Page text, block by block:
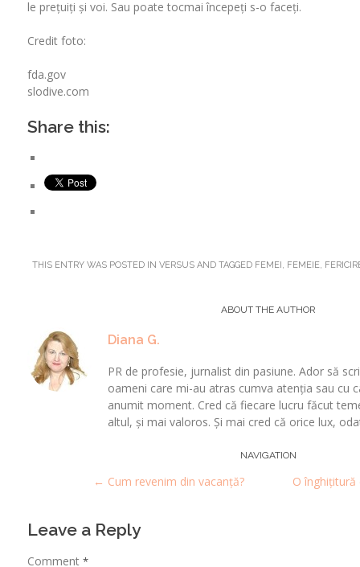
le prețuiți și voi. Sau poate tocmai începeți s-o faceți.
Credit foto:
fda.gov
slodive.com
Share this:
THIS ENTRY WAS POSTED IN VERSUSAND TAGGED FEMEI, FEMEIE,
ABOUT THE AUTHOR
Diana G.
PR de profesie, jurnalist din pasiune. Ador să
oameni care mi-au atras cumva atenția sau cu
anumit moment. Cred că fiecare lucru făcut
altul, și mai valoros. Și mai cred că orice lux,
NAVIGATION
← Cum revenim din vacanță? O
Leave a Reply
Comment *